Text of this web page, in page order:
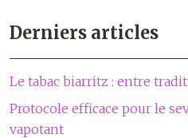
Derniers articles
Le tabac biarritz : entre
Protocole efficace pour le
vapotant